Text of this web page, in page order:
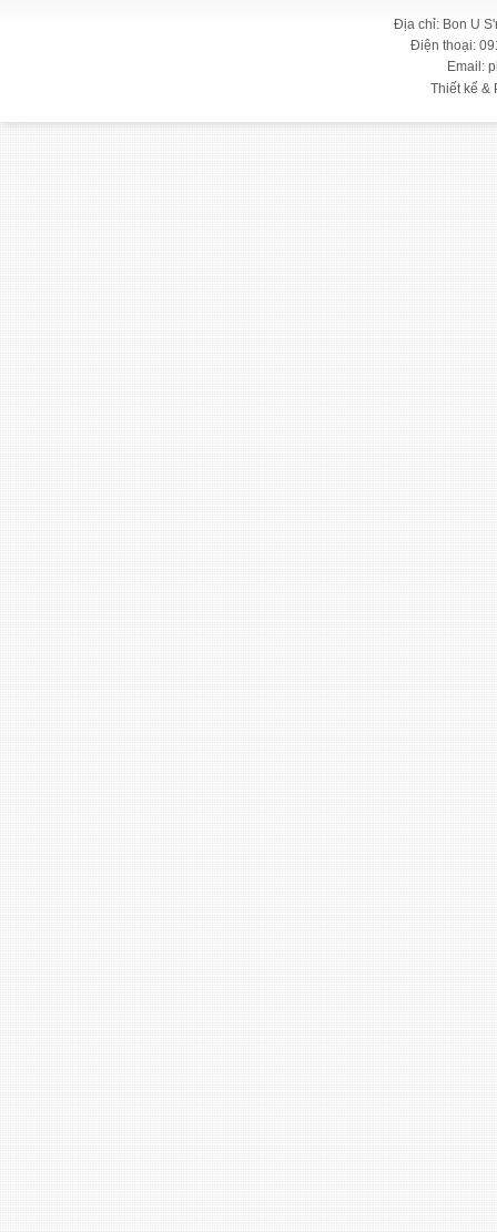
Địa chỉ: Bon U
Điện thoại:
Email:
Thiết kế &